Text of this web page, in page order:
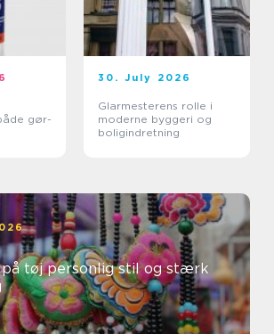
gør-
30. July 2026
Glarmesterens rolle i
moderne byggeri og
boligindretning
stil og stærk